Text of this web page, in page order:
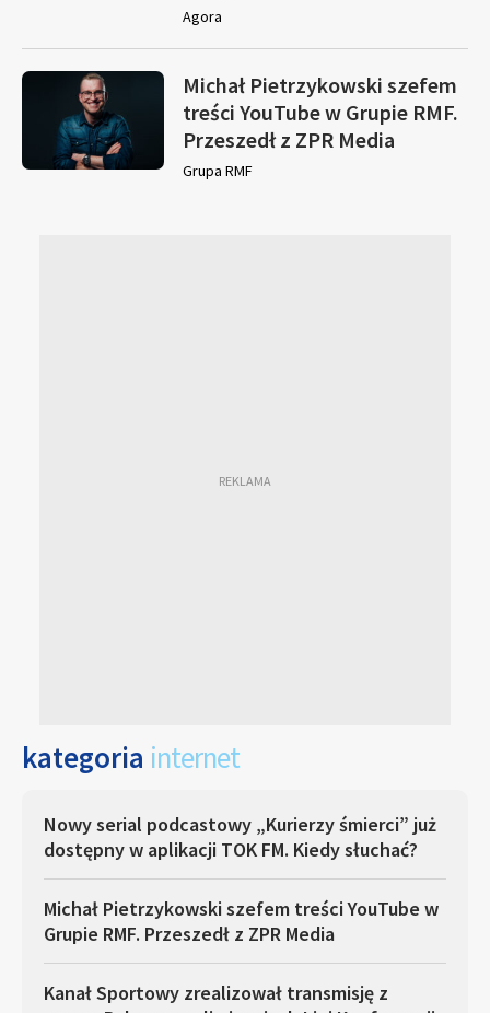
Agora
Michał Pietrzykowski szefem
treści YouTube w Grupie RMF.
Przeszedł z ZPR Media
Grupa RMF
kategoria internet
Nowy serial podcastowy „Kurierzy śmierci” już
dostępny w aplikacji TOK FM. Kiedy słuchać?
Michał Pietrzykowski szefem treści YouTube w
Grupie RMF. Przeszedł z ZPR Media
Kanał Sportowy zrealizował transmisję z